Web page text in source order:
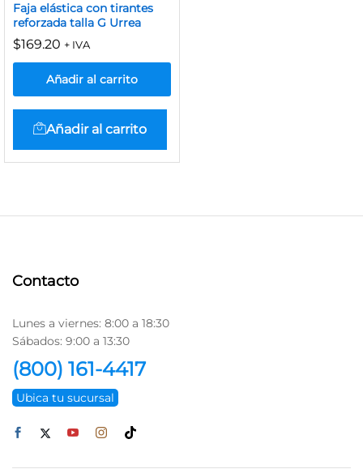
Faja elástica con tirantes
reforzada talla G Urrea
$169.20 + IVA
Añadir al carrito
Añadir al carrito
Contacto
Lunes a viernes: 8:00 a 18:30
Sábados: 9:00 a 13:30
(800) 161-4417
Ubica tu sucursal